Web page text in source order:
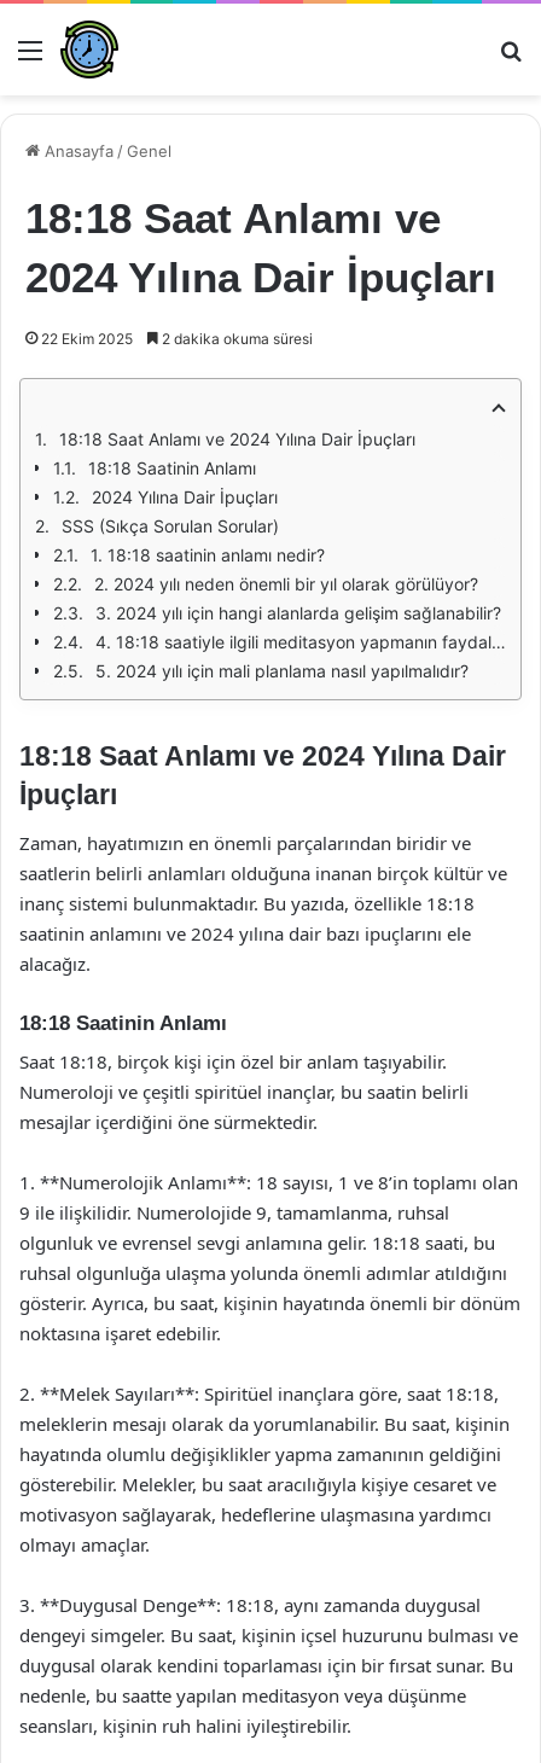
Menü
Anasayfa /Genel
18:18 Saat Anlamı ve
2024 Yılına Dair İpuçları
22 Ekim 2025 2 dakika okuma süresi
18:18 Saat Anlamı ve 2024 Yılına Dair İpuçları
18:18 Saatinin Anlamı
2024 Yılına Dair İpuçları
SSS (Sıkça Sorulan Sorular)
1. 18:18 saatinin anlamı nedir?
2. 2024 yılı neden önemli bir yıl olarak görülüyor?
3. 2024 yılı için hangi alanlarda gelişim sağlanabilir?
4. 18:18 saatiyle ilgili meditasyon yapmanın faydaları nelerdir?
5. 2024 yılı için mali planlama nasıl yapılmalıdır?
18:18 Saat Anlamı ve 2024 Yılına Dair
İpuçları
Zaman, hayatımızın en önemli parçalarından biridir ve
saatlerin belirli anlamları olduğuna inanan birçok kültür ve
inanç sistemi bulunmaktadır. Bu yazıda, özellikle 18:18
saatinin anlamını ve 2024 yılına dair bazı ipuçlarını ele
alacağız.
18:18 Saatinin Anlamı
Saat 18:18, birçok kişi için özel bir anlam taşıyabilir.
Numeroloji ve çeşitli spiritüel inançlar, bu saatin belirli
mesajlar içerdiğini öne sürmektedir.
1. **Numerolojik Anlamı**: 18 sayısı, 1 ve 8’in toplamı olan
9 ile ilişkilidir. Numerolojide 9, tamamlanma, ruhsal
olgunluk ve evrensel sevgi anlamına gelir. 18:18 saati, bu
ruhsal olgunluğa ulaşma yolunda önemli adımlar atıldığını
gösterir. Ayrıca, bu saat, kişinin hayatında önemli bir dönüm
noktasına işaret edebilir.
2. **Melek Sayıları**: Spiritüel inançlara göre, saat 18:18,
meleklerin mesajı olarak da yorumlanabilir. Bu saat, kişinin
hayatında olumlu değişiklikler yapma zamanının geldiğini
gösterebilir. Melekler, bu saat aracılığıyla kişiye cesaret ve
motivasyon sağlayarak, hedeflerine ulaşmasına yardımcı
olmayı amaçlar.
3. **Duygusal Denge**: 18:18, aynı zamanda duygusal
dengeyi simgeler. Bu saat, kişinin içsel huzurunu bulması ve
duygusal olarak kendini toparlaması için bir fırsat sunar. Bu
nedenle, bu saatte yapılan meditasyon veya düşünme
seansları, kişinin ruh halini iyileştirebilir.